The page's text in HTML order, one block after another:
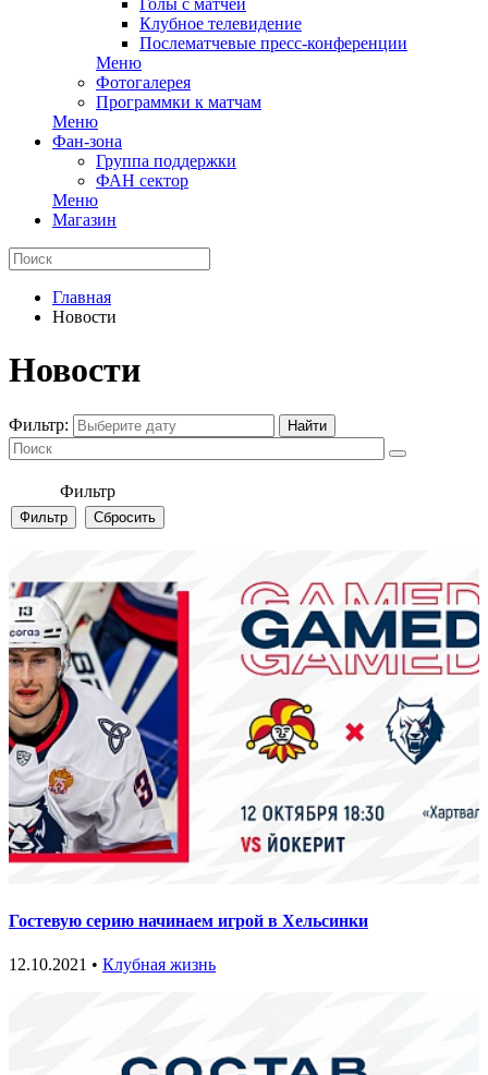
Голы с матчей
Клубное телевидение
Послематчевые пресс-конференции
Меню
Фотогалерея
Программки к матчам
Меню
Фан-зона
Группа поддержки
ФАН сектор
Меню
Магазин
Главная
Новости
Новости
Фильтр:
Фильтр
Гостевую серию начинаем игрой в Хельсинки
12.10.2021 • Клубная жизнь